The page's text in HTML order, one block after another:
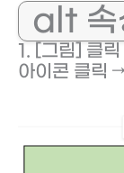
alt 속
1. [그림] 클
아이콘 클릭